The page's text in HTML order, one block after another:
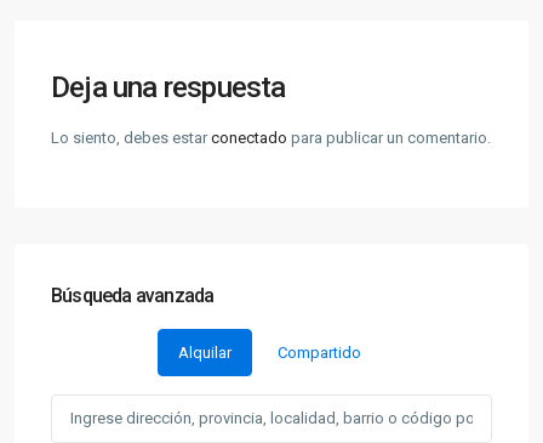
Deja una respuesta
Lo siento, debes estarconectado para publicar un comentario.
Búsqueda avanzada
Alquilar Compartido